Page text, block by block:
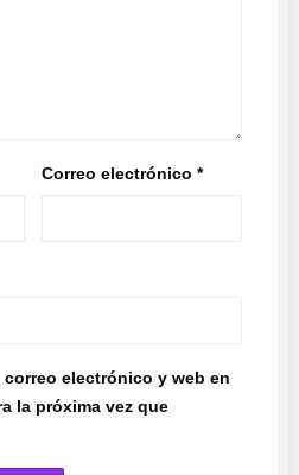
Correo electrónico*
correo electrónico y web en
la próxima vez que